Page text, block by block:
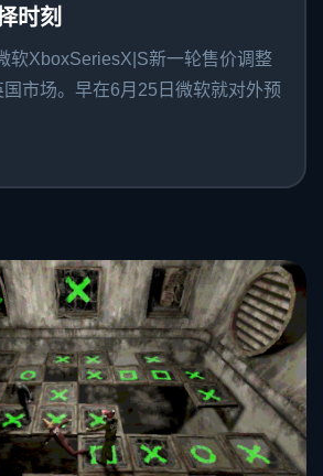
时刻
软XboxSeriesX|S新一轮售价调整
市场。早在6月25日微软就对外预